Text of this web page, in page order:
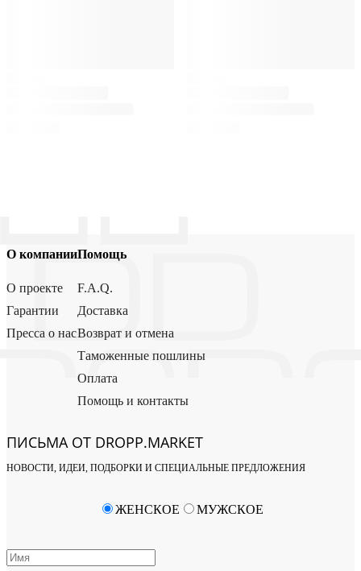
О компании
О проекте
Гарантии
Пресса о нас
Помощь
F.A.Q.
Доставка
Возврат и отмена
Таможенные пошлины
Оплата
Помощь и контакты
ПИСЬМА ОТ DROPP.MARKET
НОВОСТИ, ИДЕИ, ПОДБОРКИ И СПЕЦИАЛЬНЫЕ ПРЕДЛОЖЕНИЯ
ЖЕНСКОЕ МУЖСКОЕ